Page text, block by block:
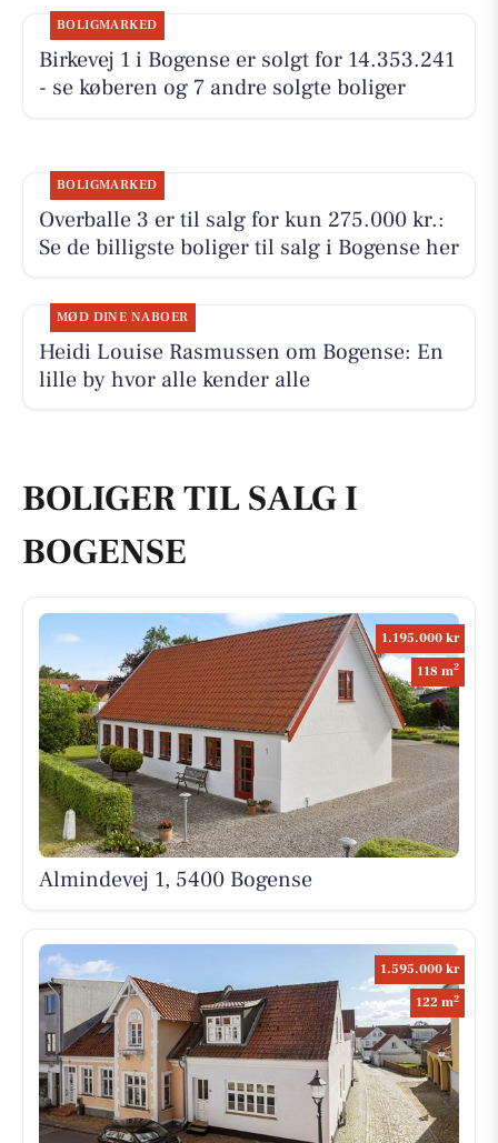
BOLIGMARKED
Birkevej 1 i Bogense er solgt for 14.353.241
- se køberen og 7 andre solgte boliger
BOLIGMARKED
Overballe 3 er til salg for kun 275.000 kr.:
Se de billigste boliger til salg i Bogense her
MØD DINE NABOER
Heidi Louise Rasmussen om Bogense: En
lille by hvor alle kender alle
BOLIGER TIL SALG I
BOGENSE
1.195.000 kr
118 m2
Almindevej 1, 5400 Bogense
1.595.000 kr
122 m2